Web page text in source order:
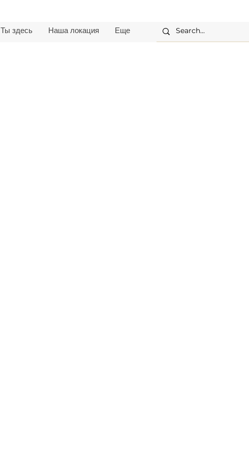
Ты здесь Наша локация Еще